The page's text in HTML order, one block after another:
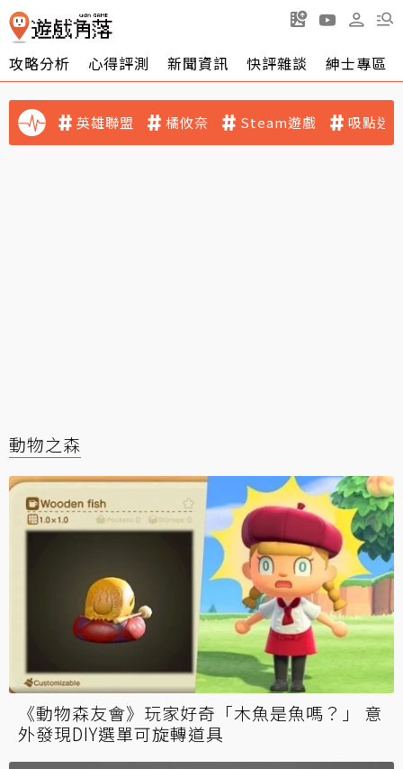
攻略分析 心得評測 新聞資訊 快評雜談 紳士專區
英雄聯盟 橘攸奈 Steam遊戲 吸點迷
動物之森
《動物森友會》玩家好奇「木魚是魚嗎？」 意
外發現DIY選單可旋轉道具